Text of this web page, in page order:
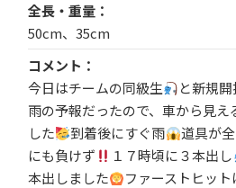
全長・重量
50cm、35cm
コメント
今日はチームの同級生
と新規
雨の予報だったので、車から見え
した
到着後にすぐ雨 道具が
にも負けず
１７時頃に３本出し
本出しました
ファーストヒッ